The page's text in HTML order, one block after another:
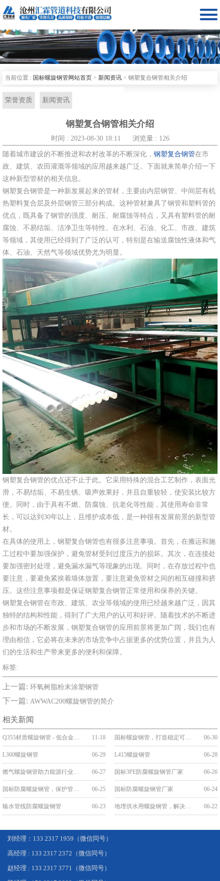

当前位置 : 国标螺旋钢管网站首页 > 新闻资讯 > 钢塑复合钢管相关介绍
荣誉资质 新闻资讯
钢塑复合钢管相关介绍
时间 : 2023-08-30 18:11 浏览量 : 126
随着城市建设的不断推进和农村改革的不断深化， 钢塑复合钢管在市
政、建筑、农田灌溉等领域的应用越来越广泛。下面就来简单介绍一下
这种新型管材的相关信息。
钢塑复合钢管是一种新发展起来的管材，主要由内层钢管、中间层有机
热塑料复合层及外层钢管三部分构成。这种管材兼具了钢管和塑料管的
优点，既具备了钢管的强度、耐压、耐腐蚀等特点，又具有塑料管的耐
腐蚀、不易结垢、洁净卫生等特性。在水利、石油、化工、市政、建筑
等领域，其使用已经得到了广泛的认可，特别是在输送腐蚀性液体和气
体、石油、天然气等领域优势尤为明显。
钢塑复合钢管的优点还不止于此。它采用特殊的混合工艺制作，表面光
滑，不易结垢、不易生锈。吸声效果好，并且自重较轻，使安装比较方
便。同时，由于具有不燃、防腐蚀、抗老化等性能，其使用寿命非常
长，可以达到30年以上，且维护成本低，是一种很有发展前景的新型管
材。
在具体的使用上，钢塑复合钢管也有很多注意事项。首先，在搬运和施
工过程中要加强保护，避免管材受到过度压力的损坏。其次，在连接处
要加强密封处理，避免漏水漏气等现象的出现。同时，在存放过程中也
要注意，要避免紧挨着墙体放置，要注意避免管材之间的相互碰撞和挤
压。这些注意事项都是保证钢塑复合钢管正常使用和保养的关键。
钢塑复合钢管在市政、建筑、农业等领域的使用已经越来越广泛，因其
独特的结构和性能，得到了广大用户的认可和好评。随着技术的不断进
步和市场的不断发展，钢塑复合钢管的应用前景将更加广阔，我们也有
理由相信，它必将在未来的市场竞争中占据更多的优势位置，并且为人
们的生活和生产带来更多的便利和保障。
标签:
上一篇: 环氧树脂粉末涂塑钢管
下一篇: AWWAC200螺旋钢管的简介
相关新闻
Q355材质螺旋钢管 - 低合金高强度工程优选管道 11-18 国标螺旋钢管，打造稳定可靠的管道工程 06-30
L360螺旋钢管 06-29 L415螺旋钢管 06-28
燃气螺旋钢管助力能源行业发展 06-27 国标3PE防腐螺旋钢管厂家 06-26
国标防腐螺旋钢管，保护管道安全，延长使用寿命 06-25 国标防腐螺旋钢管厂家 06-24
输水管线防腐螺旋钢管 06-23 地埋供水用螺旋钢管，解决城市供水难题 06-22
刘经理：133 2317 1959（微信同号）
高经理 : 133 2317 2372（微信同号）
赵经理 : 133 2317 3771（微信同号）